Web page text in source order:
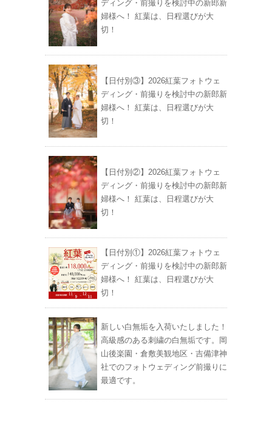
ディング・前撮りを検討中の新郎新
婦様へ！ 紅葉は、日程選びが大
切！
【日付別③】2026紅葉フォトウェ
ディング・前撮りを検討中の新郎新
婦様へ！ 紅葉は、日程選びが大
切！
【日付別②】2026紅葉フォトウェ
ディング・前撮りを検討中の新郎新
婦様へ！ 紅葉は、日程選びが大
切！
【日付別①】2026紅葉フォトウェ
ディング・前撮りを検討中の新郎新
婦様へ！ 紅葉は、日程選びが大
切！
新しい白無垢を入荷いたしました！
高級感のある刺繍の白無垢です。岡
山後楽園・倉敷美観地区・吉備津神
社でのフォトウェディング前撮りに
最適です。